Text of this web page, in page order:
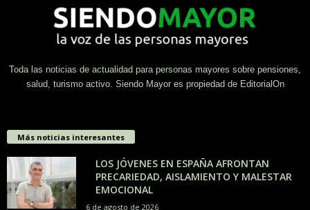
Toda las noticias de actualidad para personas mayores sobre pensiones,
salud, turismo activo. Siendo Mayor es propiedad de EditorialOn
Más noticias interesantes
LOS JÓVENES EN ESPAÑA AFRONTAN
PRECARIEDAD, AISLAMIENTO Y MALESTAR
EMOCIONAL
6 de agosto de 2026